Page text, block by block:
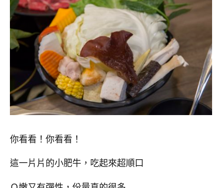
你看看！你看看！
這一片片的小肥牛，吃起來超順口